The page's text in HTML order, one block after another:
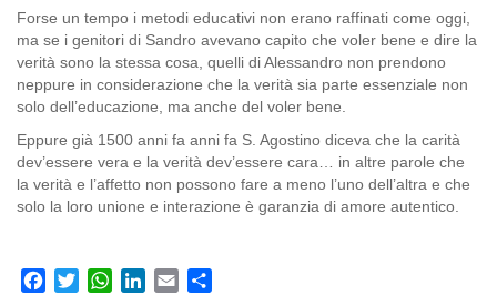
Forse un tempo i metodi educativi non erano raffinati come oggi,
ma se i genitori di Sandro avevano capito che voler bene e dire la
verità sono la stessa cosa, quelli di Alessandro non prendono
neppure in considerazione che la verità sia parte essenziale non
solo dell’educazione, ma anche del voler bene.
Eppure già 1500 anni fa anni fa S. Agostino diceva che la carità
dev’essere vera e la verità dev’essere cara… in altre parole che
la verità e l’affetto non possono fare a meno l’uno dell’altra e che
solo la loro unione e interazione è garanzia di amore autentico.
FacebookTwitterWhatsApp
LinkedIn
Email